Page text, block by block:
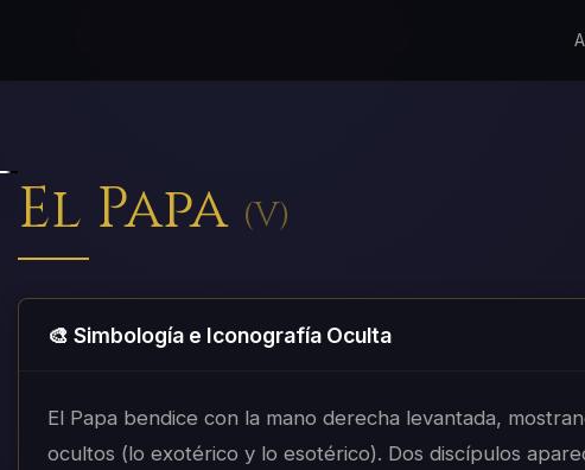
El Papa (V)
🎨 Simbología e Iconografía Oculta
El Papa bendice con la mano derecha levantada,
ocultos (lo exotérico y lo esotérico). Dos discípulos